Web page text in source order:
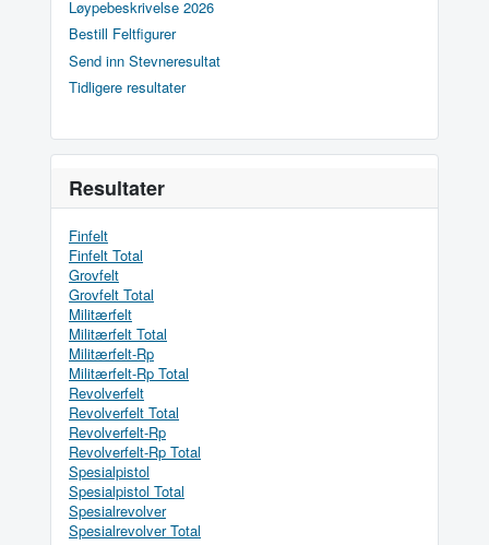
Løypebeskrivelse 2026
Bestill Feltfigurer
Send inn Stevneresultat
Tidligere resultater
Resultater
Finfelt
Finfelt Total
Grovfelt
Grovfelt Total
Militærfelt
Militærfelt Total
Militærfelt-Rp
Militærfelt-Rp Total
Revolverfelt
Revolverfelt Total
Revolverfelt-Rp
Revolverfelt-Rp Total
Spesialpistol
Spesialpistol Total
Spesialrevolver
Spesialrevolver Total